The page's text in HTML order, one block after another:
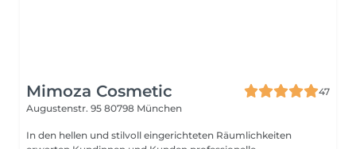
Mimoza Cosmetic
47
Augustenstr. 95 80798 München
In den hellen und stilvoll eingerichteten Räumlichkeiten